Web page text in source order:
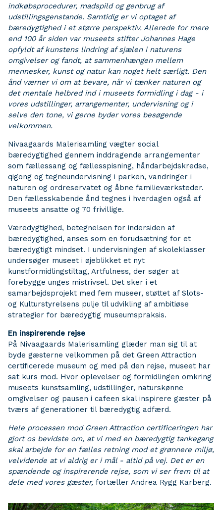
indkøbsprocedurer, madspild og genbrug af
udstillingsgenstande. Samtidig er vi optaget af
bæredygtighed i et større perspektiv. Allerede for mere
end 100 år siden var museets stifter Johannes Hage
opfyldt af kunstens lindring af sjælen i naturens
omgivelser og fandt, at sammenhængen mellem
mennesker, kunst og natur kan noget helt særligt. Den
ånd værner vi om at bevare, når vi tænker naturen og
det mentale helbred ind i museets formidling i dag - i
vores udstillinger, arrangementer, undervisning og i
selve den tone, vi gerne byder vores besøgende
velkommen.
Nivaagaards Malerisamling vægter social
bæredygtighed gennem inddragende arrangementer
som fællessang og fællesspisning, håndarbejdskredse,
qigong og tegneundervisning i parken, vandringer i
naturen og ordreservatet og åbne familieværksteder.
Den fællesskabende ånd tegnes i hverdagen også af
museets ansatte og 70 frivillige.
Væredygtighed, betegnelsen for indersiden af
bæredygtighed, anses som en forudsætning for et
bæredygtigt mindset. I undervisningen af skoleklasser
undersøger museet i øjeblikket et nyt
kunstformidlingstiltag, Artfulness, der søger at
forebygge unges mistrivsel. Det sker i et
samarbejdsprojekt med fem museer, støttet af Slots-
og Kulturstyrelsens pulje til udvikling af ambitiøse
strategier for bæredygtig museumspraksis.
En inspirerende rejse
På Nivaagaards Malerisamling glæder man sig til at
byde gæsterne velkommen på det Green Attraction
certificerede museum og med på den rejse, museet har
sat kurs mod. Hvor oplevelser og formidlingen omkring
museets kunstsamling, udstillinger, naturskønne
omgivelser og pausen i cafeen skal inspirere gæster på
tværs af generationer til bæredygtig adfærd.
Hele processen mod Green Attraction certificeringen har
gjort os bevidste om, at vi med en bæredygtig tankegang
skal arbejde for en fælles retning mod et grønnere miljø,
velvidende at vi aldrig er i mål - altid på vej. Det er en
spændende og inspirerende rejse, som vi ser frem til at
dele med vores gæster, fortæller Andrea Rygg Karberg.